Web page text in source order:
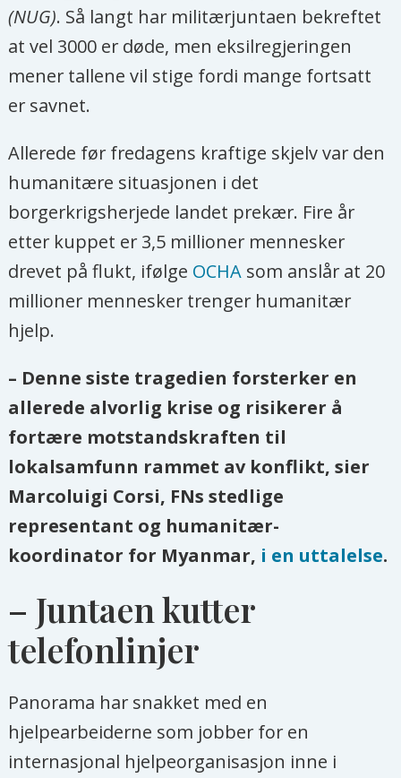
(NUG). Så langt har militærjuntaen bekreftet
at vel 3000 er døde, men eksilregjeringen
mener tallene vil stige fordi mange fortsatt
er savnet.
Allerede før fredagens kraftige skjelv var den
humanitære situasjonen i det
borgerkrigsherjede landet prekær. Fire år
etter kuppet er 3,5 millioner mennesker
drevet på flukt, ifølge OCHA som anslår at 20
millioner mennesker trenger humanitær
hjelp.
– Denne siste tragedien forsterker en
allerede alvorlig krise og risikerer å
fortære motstandskraften til
lokalsamfunn rammet av konflikt, sier
Marcoluigi Corsi, FNs stedlige
representant og humanitær-
koordinator for Myanmar, i en uttalelse.
– Juntaen kutter
telefonlinjer
Panorama har snakket med en
hjelpearbeiderne som jobber for en
internasjonal hjelpeorganisasjon inne i